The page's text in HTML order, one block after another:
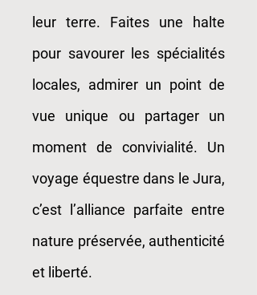
leur terre. Faites une halte
pour savourer les spécialités
locales, admirer un point de
vue unique ou partager un
moment de convivialité. Un
voyage équestre dans le Jura,
c’est l’alliance parfaite entre
nature préservée, authenticité
et liberté.